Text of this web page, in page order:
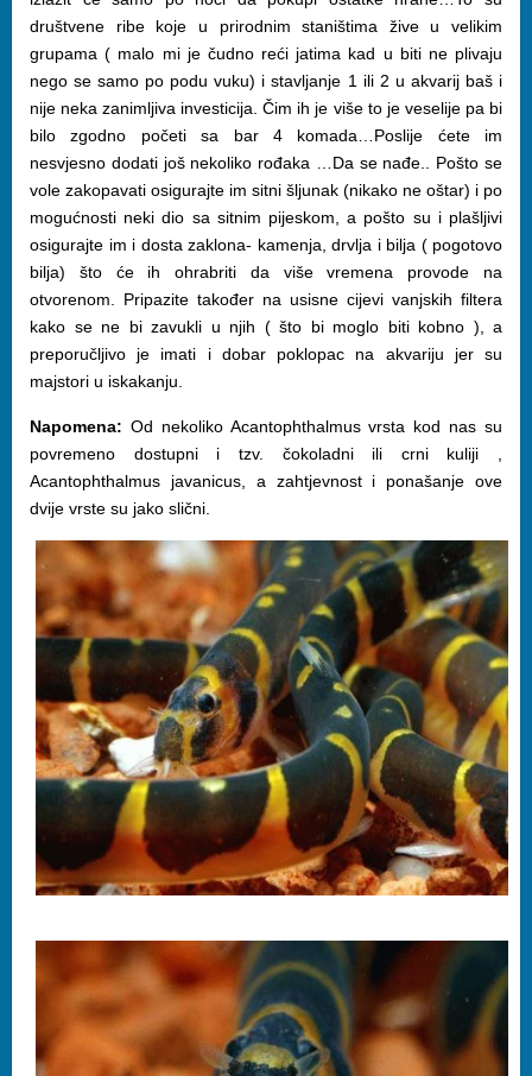
društvene ribe koje u prirodnim staništima žive u velikim
grupama ( malo mi je čudno reći jatima kad u biti ne plivaju
nego se samo po podu vuku) i stavljanje 1 ili 2 u akvarij baš i
nije neka zanimljiva investicija. Čim ih je više to je veselije pa bi
bilo zgodno početi sa bar 4 komada…Poslije ćete im
nesvjesno dodati još nekoliko rođaka …Da se nađe.. Pošto se
vole zakopavati osigurajte im sitni šljunak (nikako ne oštar) i po
mogućnosti neki dio sa sitnim pijeskom, a pošto su i plašljivi
osigurajte im i dosta zaklona- kamenja, drvlja i bilja ( pogotovo
bilja) što će ih ohrabriti da više vremena provode na
otvorenom. Pripazite također na usisne cijevi vanjskih filtera
kako se ne bi zavukli u njih ( što bi moglo biti kobno ), a
preporučljivo je imati i dobar poklopac na akvariju jer su
majstori u iskakanju.
Napomena: Od nekoliko Acantophthalmus vrsta kod nas su
povremeno dostupni i tzv. čokoladni ili crni kuliji ,
Acantophthalmus javanicus, a zahtjevnost i ponašanje ove
dvije vrste su jako slični.